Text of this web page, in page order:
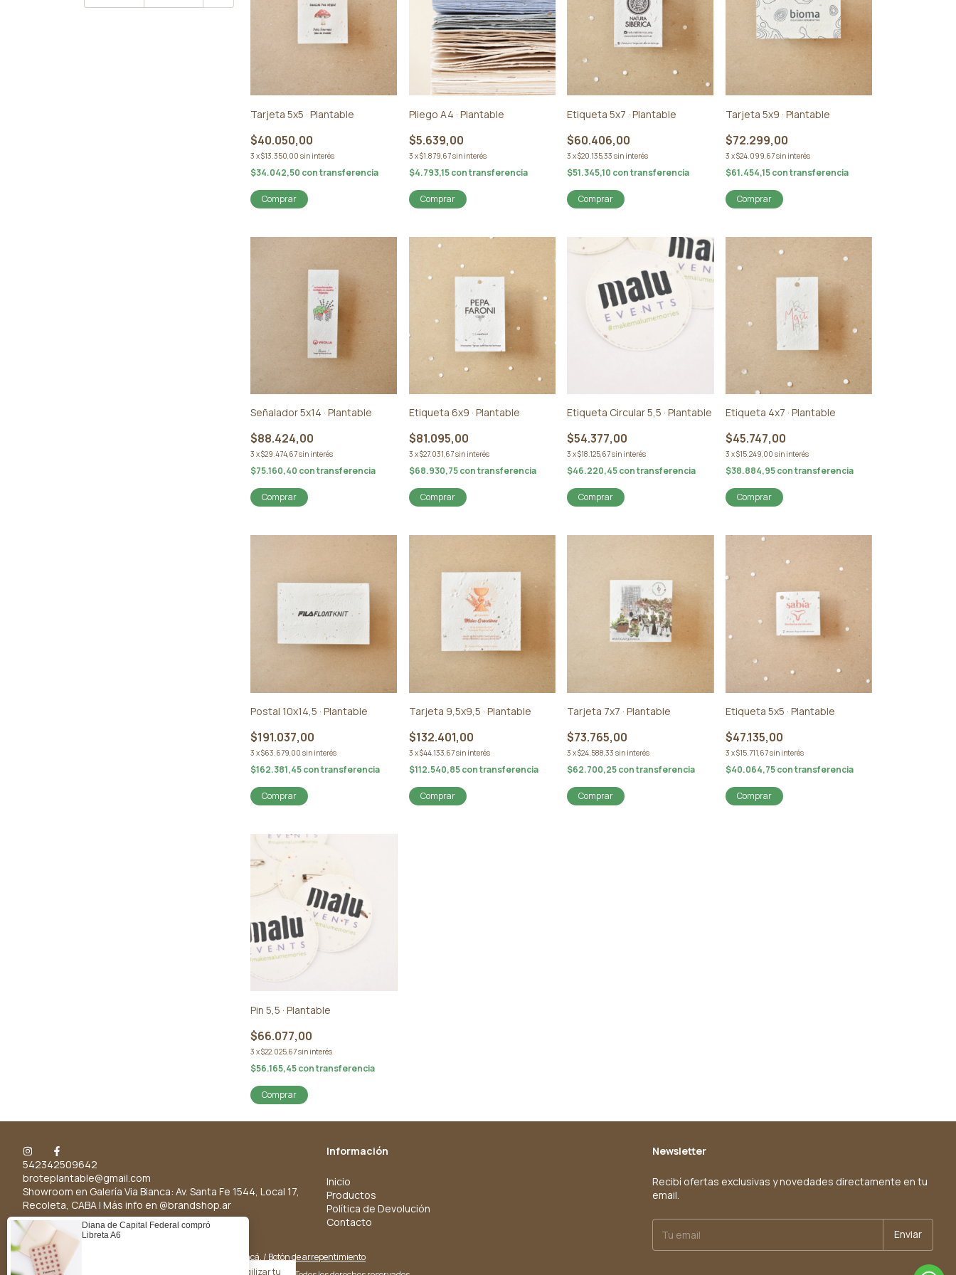
Al navegar por este sitio para agilizar tu
Tarjeta 5x5 · Plantable
$40.050,00
3 x$13.350,00 sin interés
$34.042,50 contransferencia
Comprar
Pliego A4 · Plantable
$5.639,00
3 x$1.879,67sin interés
$4.793,15contransferencia
Etiqueta 5x7 · Plantable
$60.406,00
3 x$20.135,33 sin interés
$51.345,10 contransferencia
Comprar
Tarjeta 5x9 · Plantable
$72.299,00
3 x$24.099,67sin interés
$61.454,15contransferencia
Comprar
Señalador 5x14 · Plantable
$88.424,00
3 x$29.474,67sin interés
$75.160,40 contransferencia
Comprar
Etiqueta 6x9 · Plantable
$81.095,00
3 x$27.031,67sin interés
$68.930,75contransferencia
Comprar
Etiqueta Circular 5,5 · Plantable
$54.377,00
3 x$18.125,67sin interés
$46.220,45contransferencia
Comprar
Etiqueta 4x7 · Plantable
$45.747,00
3 x$15.249,00 sin interés
$38.884,95contransferencia
Comprar
Postal 10x14,5 · Plantable
$191.037,00
3 x$63.679,00 sin interés
$162.381,45contransferencia
Comprar
Tarjeta 9,5x9,5 · Plantable
$132.401,00
3 x$44.133,67sin interés
$112.540,85contransferencia
Comprar
Tarjeta 7x7 · Plantable
$73.765,00
3 x$24.588,33 sin interés
$62.700,25contransferencia
Comprar
Etiqueta 5x5 · Plantable
$47.135,00
3 x$15.711,67sin interés
$40.064,75contransferencia
Comprar
Pin 5,5 · Plantable
$66.077,00
3 x$22.025,67sin interés
$56.165,45contransferencia
Comprar
542342509642
broteplantable@gmail.com
Showroom en Galería Via Bianca: Av. Santa Fe 1544, Local 17,
Recoleta, CABA | Más info en @brandshop.ar
Información
Inicio
Productos
Política de Devolución
Contacto
Newsletter
Recibí ofertas exclusivas y novedades directamente en tu
email.
Defensa de las y los consumidores. Para reclamos ingresá acá./ Botón de arrepentimiento